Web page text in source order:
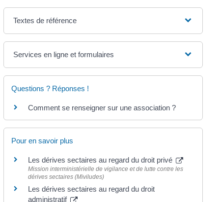
Textes de référence
Services en ligne et formulaires
Questions ? Réponses !
Comment se renseigner sur une association ?
Pour en savoir plus
Les dérives sectaires au regard du droit privé
Mission interministérielle de vigilance et de lutte contre les
dérives sectaires (Miviludes)
Les dérives sectaires au regard du droit
administratif